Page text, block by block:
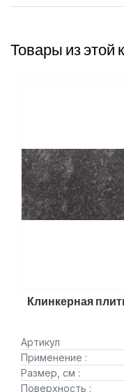
Товары из этой
Клинкерная
Артикул
Применение :
Размер, см :
Поверхность :